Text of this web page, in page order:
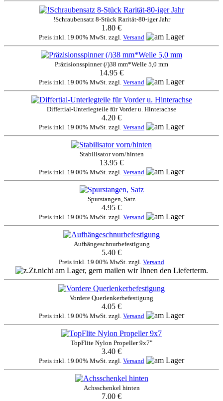
!Schraubensatz 8-Stück Rarität-80-iger Jahr
1.80 €
Preis inkl. 19.00% MwSt. zzgl. Versand
Präzisionsspinner (/)38 mm*Welle 5,0 mm
14.95 €
Preis inkl. 19.00% MwSt. zzgl. Versand
Differtial-Unterlegteile für Vorder u. Hinterachse
4.20 €
Preis inkl. 19.00% MwSt. zzgl. Versand
Stabilisator vorn/hinten
13.95 €
Preis inkl. 19.00% MwSt. zzgl. Versand
Spurstangen, Satz
4.95 €
Preis inkl. 19.00% MwSt. zzgl. Versand
Aufhängeschnurbefestigung
5.40 €
Preis inkl. 19.00% MwSt. zzgl. Versand
Vordere Querlenkerbefestigung
4.05 €
Preis inkl. 19.00% MwSt. zzgl. Versand
TopFlite Nylon Propeller 9x7"
3.40 €
Preis inkl. 19.00% MwSt. zzgl. Versand
Achsschenkel hinten
7.00 €